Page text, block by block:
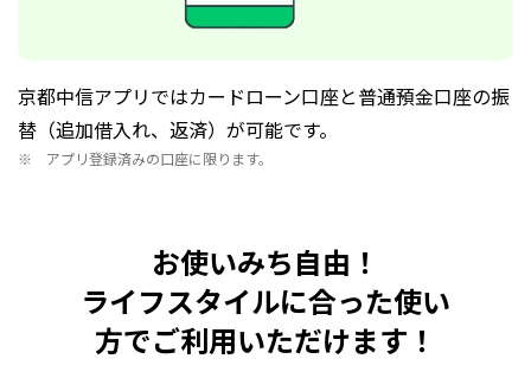
京都中信アプリではカードローン口座と普通預金口座の振
替（追加借入れ、返済）が可能です。
アプリ登録済みの口座に限ります。
お使いみち自由！
ライフスタイルに合った使い
方でご利用いただけます！